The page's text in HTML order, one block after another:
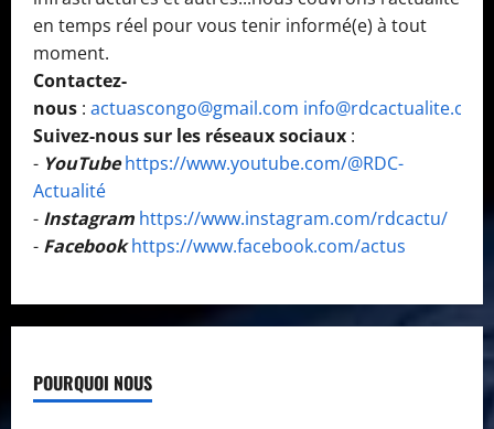
en temps réel pour vous tenir informé(e) à tout
moment.
Contactez-
nous : actuascongo@gmail.com info@rdcactualite.com
Suivez-nous sur les réseaux sociaux :
- YouTube https://www.youtube.com/@RDC-
Actualité
- Instagram https://www.instagram.com/rdcactu/
- Facebook https://www.facebook.com/actus
POURQUOI NOUS